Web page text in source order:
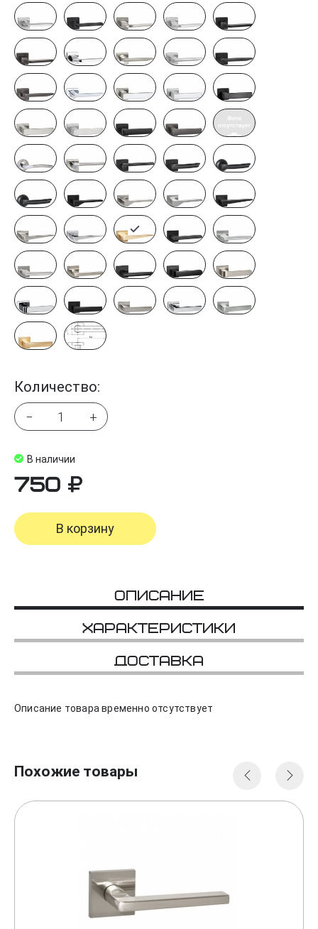
Количество:
− +
В наличии
750
В корзину
Описание
Характеристики
Доставка
Описание товара временно отсутствует
Похожие товары